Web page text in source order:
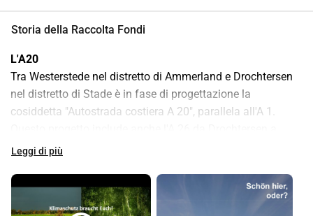
Storia della Raccolta Fondi
L'A20
Tra Westerstede nel distretto di Ammerland e Drochtersen
nel distretto di Stade è in fase di progettazione la
cosiddetta "Autostrada costiera A 20", parallela all'A 1.
Stade, il "Kehdinger Kreuz" (incrocio autostradale A 20/A
Glückstadt in Schleswig-Holstein. L'intera nuova tratta è
lunga circa 145 chilometri e attraversa quasi
Leggi di più